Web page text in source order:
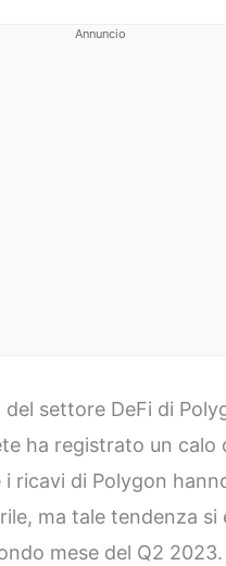
Annuncio
settore DeFi di
ha registrato un calo
ricavi di Polygon
ma tale tendenza si
mese del Q2 2023.